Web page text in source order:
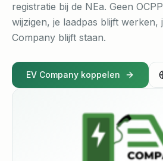
registratie bij de NEa. Geen
wijzigen, je laadpas blijft werken,
Company blijft staan.
EV Company koppelen